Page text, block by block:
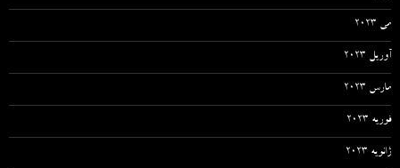
می 2023
آوریل 2023
مارس 2023
فوریه 2023
ژانویه 2023